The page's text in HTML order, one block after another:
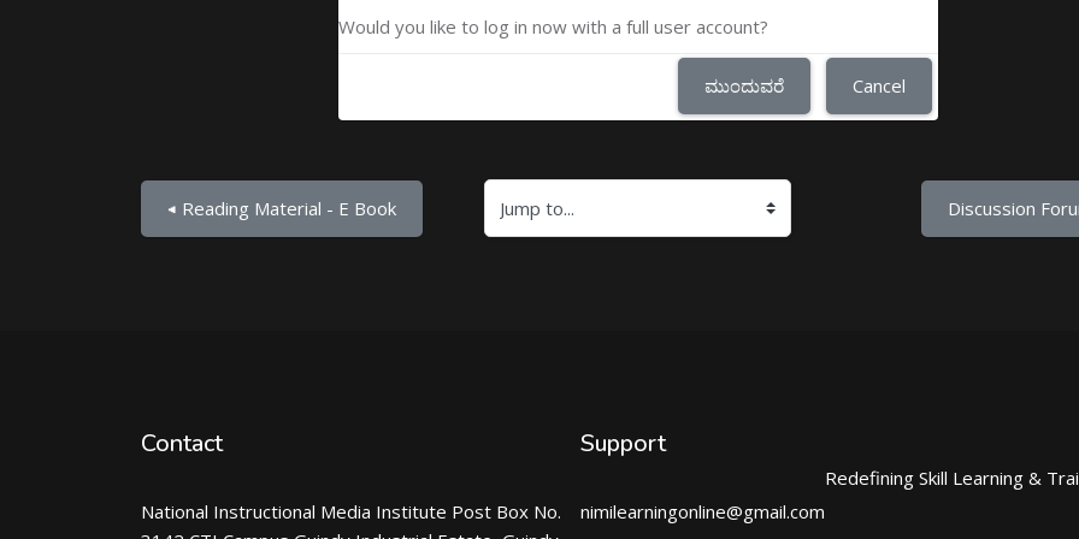
Would you like to log in now with a full user account?
ಮುಂದುವರೆ Cancel
◀︎ Reading Material - E Book Jump to... Discussion
Contact
National Instructional Media Institute Post Box No.
Support
nimilearningonline@gmail.com
Redefining Skill Learning &